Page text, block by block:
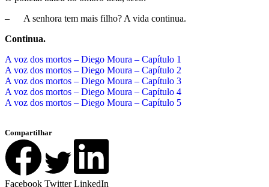
– A senhora tem mais filho? A vida continua.
Continua.
A voz dos mortos – Diego Moura – Capítulo 1
A voz dos mortos – Diego Moura – Capítulo 2
A voz dos mortos – Diego Moura – Capítulo 3
A voz dos mortos – Diego Moura – Capítulo 4
A voz dos mortos – Diego Moura – Capítulo 5
Compartilhar
Facebook Twitter LinkedIn